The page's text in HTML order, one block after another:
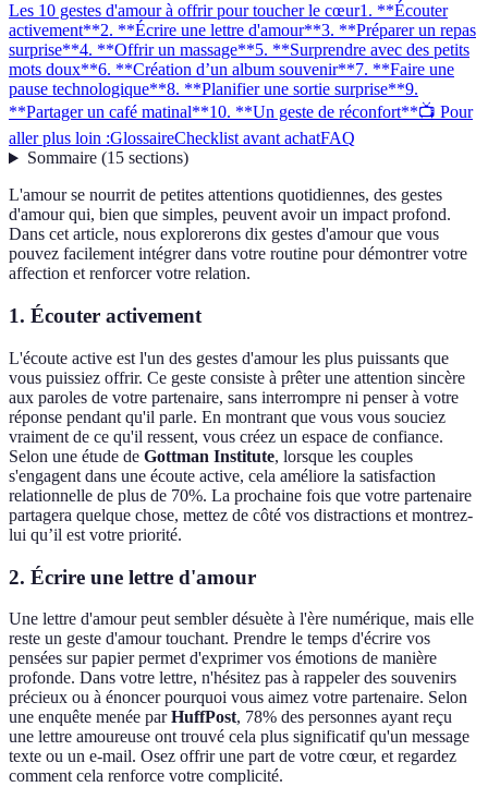
Les 10 gestes d'amour à offrir pour toucher le cœur1. **Écouter
activement**2. **Écrire une lettre d'amour**3. **Préparer un repas
surprise**4. **Offrir un massage**5. **Surprendre avec des petits
mots doux**6. **Création d’un album souvenir**7. **Faire une
pause technologique**8. **Planifier une sortie surprise**9.
**Partager un café matinal**10. **Un geste de réconfort**📺 Pour
aller plus loin :GlossaireChecklist avant achatFAQ
Sommaire(15 sections)
L'amour se nourrit de petites attentions quotidiennes, des gestes
d'amour qui, bien que simples, peuvent avoir un impact profond.
Dans cet article, nous explorerons dix gestes d'amour que vous
pouvez facilement intégrer dans votre routine pour démontrer votre
affection et renforcer votre relation.
1. Écouter activement
L'écoute active est l'un des gestes d'amour les plus puissants que
vous puissiez offrir. Ce geste consiste à prêter une attention sincère
aux paroles de votre partenaire, sans interrompre ni penser à votre
réponse pendant qu'il parle. En montrant que vous vous souciez
vraiment de ce qu'il ressent, vous créez un espace de confiance.
Selon une étude de Gottman Institute, lorsque les couples
s'engagent dans une écoute active, cela améliore la satisfaction
relationnelle de plus de 70%. La prochaine fois que votre partenaire
partagera quelque chose, mettez de côté vos distractions et montrez-
lui qu’il est votre priorité.
2. Écrire une lettre d'amour
Une lettre d'amour peut sembler désuète à l'ère numérique, mais elle
reste un geste d'amour touchant. Prendre le temps d'écrire vos
pensées sur papier permet d'exprimer vos émotions de manière
profonde. Dans votre lettre, n'hésitez pas à rappeler des souvenirs
précieux ou à énoncer pourquoi vous aimez votre partenaire. Selon
une enquête menée parHuffPost, 78% des personnes ayant reçu
une lettre amoureuse ont trouvé cela plus significatif qu'un message
texte ou un e-mail. Osez offrir une part de votre cœur, et regardez
comment cela renforce votre complicité.